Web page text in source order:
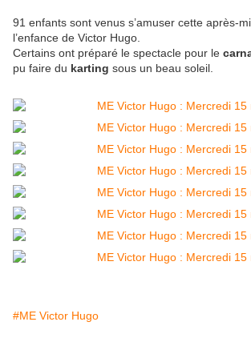
91 enfants sont venus s’amuser cette après-
l’enfance de Victor Hugo.
Certains ont préparé le spectacle pour le
pu faire du karting sous un beau soleil.
#ME Victor Hugo